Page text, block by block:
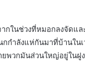
กในช่วงที่หมอกลงจัด
กำลังแห่กันมาที่บ้านใน
พวกมันส่วนใหญ่อยู่ในฝู